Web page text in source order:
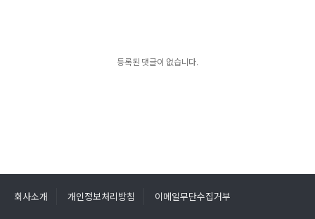
등록된 댓글이 없습니다.
회사소개 개인정보처리방침 이메일무단수집거부